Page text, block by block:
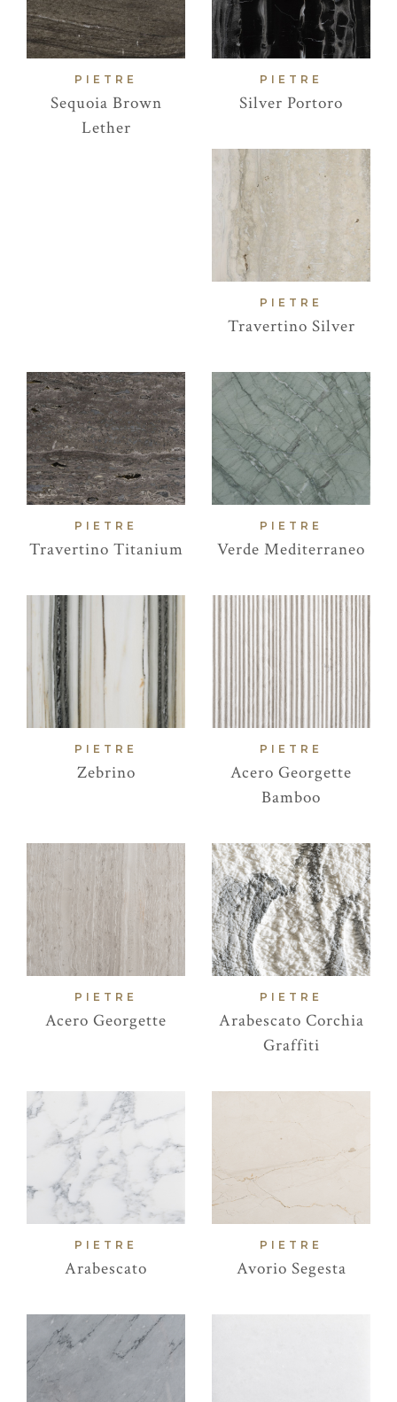
PIETRE
Sequoia Brown
Lether
PIETRE
Silver Portoro
PIETRE
Travertino Silver
PIETRE
Travertino Titanium
PIETRE
Verde Mediterraneo
PIETRE
Zebrino
PIETRE
Acero Georgette
Bamboo
PIETRE
Acero Georgette
PIETRE
Arabescato Corchia
Graffiti
PIETRE
Arabescato
PIETRE
Avorio Segesta